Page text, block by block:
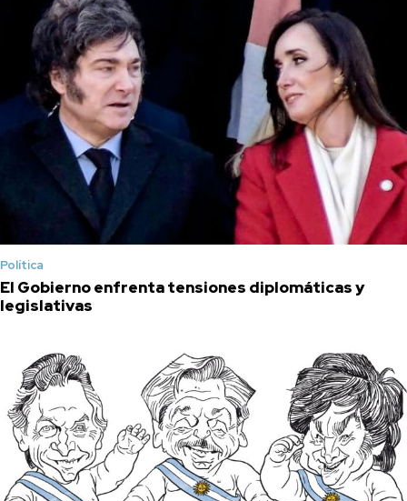
Política
El Gobierno enfrenta tensiones diplomáticas y
legislativas